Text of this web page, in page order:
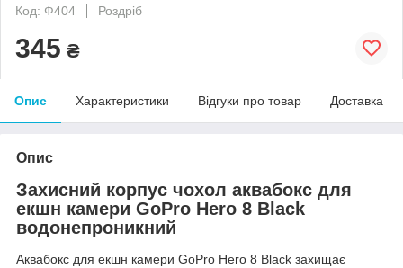
Код: Ф404
Роздріб
345 ₴
Опис Характеристики Відгуки про товар Доставка
Опис
Захисний корпус чохол аквабокс для
екшн камери GoPro Hero 8 Black
водонепроникний
Аквабокс для екшн камери GoPro Hero 8 Black захищає